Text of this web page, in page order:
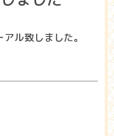
ル致しました。